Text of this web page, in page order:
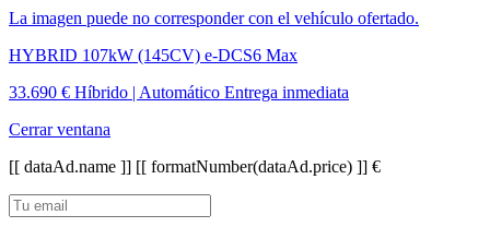
La imagen puede no corresponder con el vehículo ofertado.
HYBRID 107kW (145CV) e-DCS6 Max
33.690 € Híbrido | Automático Entrega inmediata
Cerrar ventana
[[ dataAd.name ]] [[ formatNumber(dataAd.price) ]] €